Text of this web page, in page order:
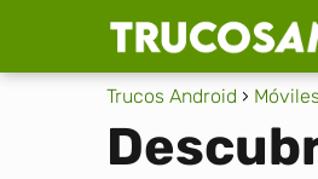
Trucos Android Móviles